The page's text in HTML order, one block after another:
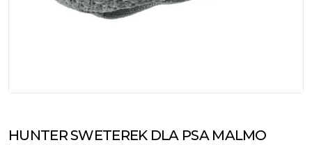
HUNTER SWETEREK DLA PSA MALMO